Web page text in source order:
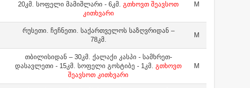
20კმ. სოფელი მამიშლარი - 6კმ. გთხოვთ შეავსოთ
კითხვარი
M
რუსეთი. ჩეჩნეთი. საქართველოს საზღვრიდან –
78კმ.
M
თბილისიდან – 30კმ. ქალაქი კასპი - სამხრეთ-
დასავლეთი - 15კმ. სოფელი გოსტიბე - 1კმ. გთხოვთ
შეავსოთ კითხვარი
M